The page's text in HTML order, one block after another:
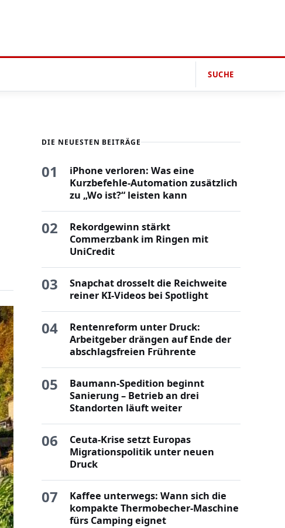
SUCHE
DIE NEUESTEN BEITRÄGE
01
iPhone verloren: Was eine
Kurzbefehle-Automation zusätzlich
zu „Wo ist?“ leisten kann
02
Rekordgewinn stärkt
Commerzbank im Ringen mit
UniCredit
03
Snapchat drosselt die Reichweite
reiner KI-Videos bei Spotlight
04
Rentenreform unter Druck:
Arbeitgeber drängen auf Ende der
abschlagsfreien Frührente
05
Baumann-Spedition beginnt
Sanierung – Betrieb an drei
Standorten läuft weiter
06
Ceuta-Krise setzt Europas
Migrationspolitik unter neuen
Druck
07
Kaffee unterwegs: Wann sich die
kompakte Thermobecher-Maschine
fürs Camping eignet